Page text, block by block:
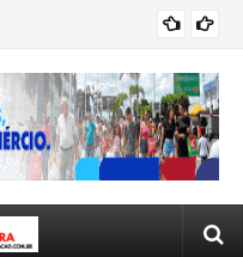
Regional